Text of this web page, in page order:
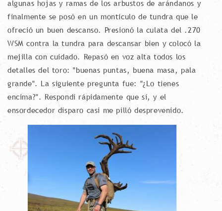
algunas hojas y ramas de los arbustos de arándanos y
finalmente se posó en un montículo de tundra que le
ofreció un buen descanso. Presionó la culata del .270
WSM contra la tundra para descansar bien y colocó la
mejilla con cuidado. Repasó en voz alta todos los
detalles del toro: "buenas puntas, buena masa, pala
grande". La siguiente pregunta fue: "¿Lo tienes
encima?". Respondí rápidamente que sí, y el
ensordecedor disparo casi me pilló desprevenido.